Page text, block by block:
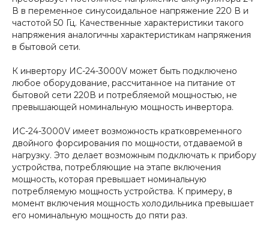
В в переменное синусоидальное напряжение 220 В и
частотой 50 Гц. Качественные характеристики такого
напряжения аналогичны характеристикам напряжения
в бытовой сети.
К инвертору ИС-24-3000V может быть подключено
любое оборудование, рассчитанное на питание от
бытовой сети 220В и потребляемой мощностью, не
превышающей номинальную мощность инвертора.
ИС-24-3000V имеет возможность кратковременного
двойного форсирования по мощности, отдаваемой в
нагрузку. Это делает возможным подключать к прибору
устройства, потребляющие на этапе включения
мощность, которая превышает номинальную
потребляемую мощность устройства. К примеру, в
момент включения мощность холодильника превышает
его номинальную мощность до пяти раз.